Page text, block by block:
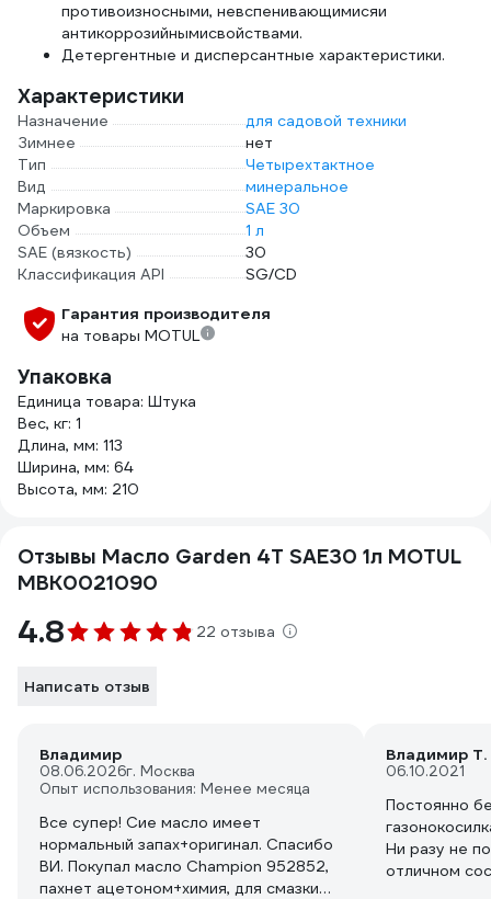
противоизносными, невспенивающимисяи
антикоррозийнымисвойствами.
Детергентные и дисперсантные характеристики.
Характеристики
Назначение
для садовой техники
Зимнее
нет
Тип
Четырехтактное
Вид
минеральное
Маркировка
SAE 30
Объем
1 л
SAE (вязкость)
30
Классификация API
SG/CD
Гарантия производителя
на товары MOTUL
Упаковка
Единица товара: Штука
Вес, кг: 1
Длина, мм: 113
Ширина, мм: 64
Высота, мм: 210
Отзывы Масло Garden 4T SAE30 1л MOTUL
MBK0021090
4.8 22 отзыва
Написать отзыв
Владимир
08.06.2026г. Москва
Опыт использования: Менее месяца
Все супер! Сие масло имеет
нормальный запах+оригинал. Спасибо
ВИ. Покупал масло Champion 952852,
пахнет ацетоном+химия, для смазки
Владимир Т.
06.10.2021
Постоянно
Ни разу не
отличном